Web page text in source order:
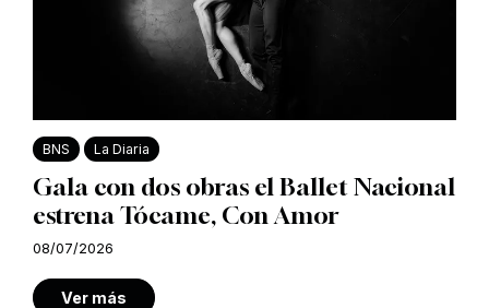
BNS La Diaria
Gala con dos obras el Ballet Nacional
estrena Tócame, Con Amor
08/07/2026
Ver más